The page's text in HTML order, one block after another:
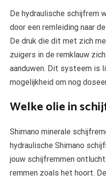
De hydraulische schijfrem
door een remleiding naar
De druk die dit met zich
zuigers in de remklauw
aanduwen. Dit systeem is
mogelijkheid om nog
Welke olie in
Shimano minerale
hydraulische Shimano
jouw schijfremmen
remmen zoals het hoort.